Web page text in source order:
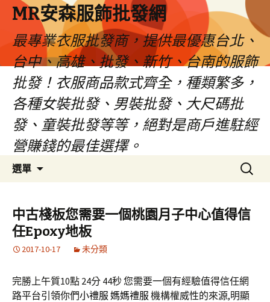
MR安森服飾批發網
最專業衣服批發商，提供最優惠台北、
台中、高雄、批發、新竹、台南的服飾
批發！衣服商品款式齊全，種類繁多，
各種女裝批發、男裝批發、大尺碼批
發、童裝批發等等，絕對是商戶進駐經
營賺錢的最佳選擇。
選單
容
區
搜
尋
鍵
字:
中古棧板您需要一個桃園月子中心值得信
任Epoxy地板
2017-10-17 未分類
完勝上午質10點 24分 44秒您需要一個有經驗值得信任網
路平台引領你們小禮服 媽媽禮服 機構權威性的來源,明顯